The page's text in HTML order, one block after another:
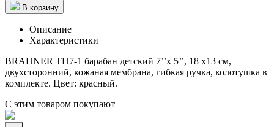
В корзину
Описание
Характеристики
BRAHNER TH7-1 барабан детский 7’’x 5’’, 18 x13 см,
двухсторонний, кожаная мембрана, гибкая ручка, колотушка в
комплекте. Цвет: красный.
С этим товаром покупают